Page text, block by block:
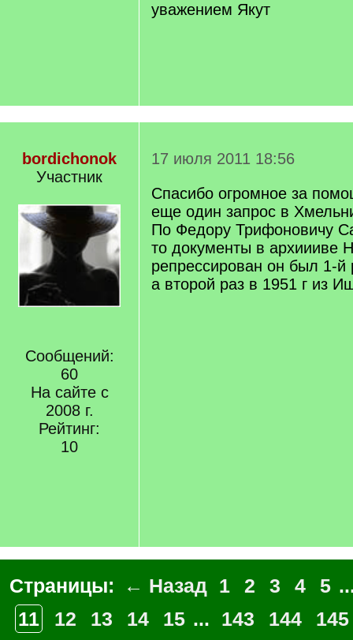
уважением Якут
bordichonok
Участник
Сообщений:
60
На сайте с
2008 г.
Рейтинг:
10
17 июля 2011 18:56
Спасибо огромное за
еще один запрос в
По Федору Трифоновичу
то документы в архиииве
репрессирован он был 1-
а второй раз в 1951 г из
Страницы: ← Назад 1 2 3 4 5
11
12 13 14 15 ... 143 144
145